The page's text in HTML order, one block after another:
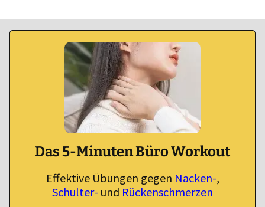
Das 5-Minuten Büro Workout
Effektive Übungen gegen Nacken-,
Schulter- und Rückenschmerzen